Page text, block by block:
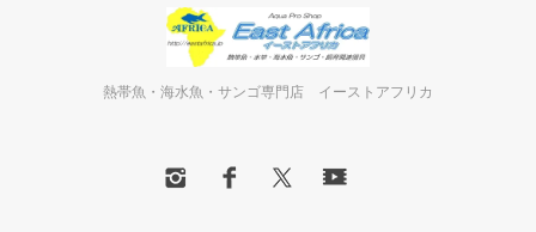
熱帯魚・海水魚・サンゴ専門店 イーストアフリカ